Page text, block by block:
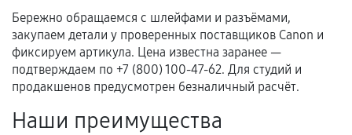
механические повреждения, попадание влаги,
перегрев, коррозия.
Самостоятельный ремонт или вмешательство
третьих лиц.
предусмотрено отдельно.
Бережно обращаемся с шлейфами и разъёмами,
закупаем детали у проверенных поставщиков Canon и
фиксируем артикула. Цена известна заранее —
подтверждаем по +7 (800) 100-47-62. Для студий и
продакшенов предусмотрен безналичный расчёт.
Наши преимущества